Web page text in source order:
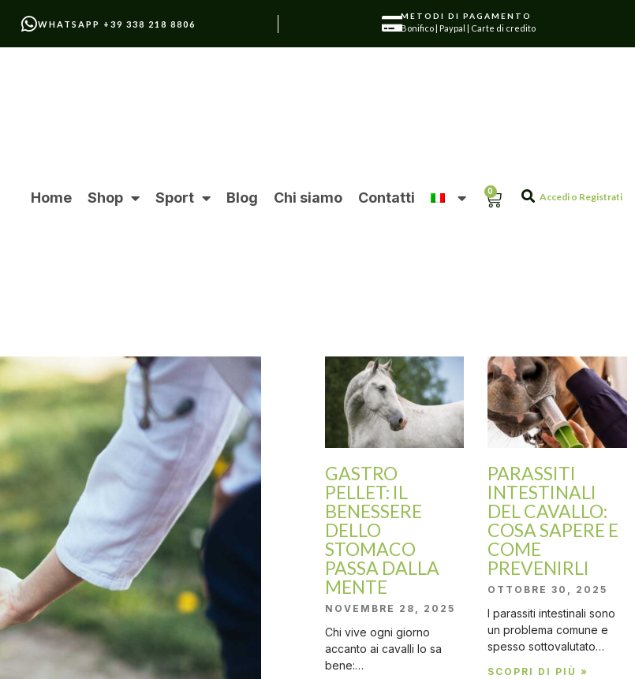
WHATSAPP +39 338 218 8806
METODI DI PAGAMENTO
Bonifico | Paypal | Carte di credito
Home Shop Sport Blog Chi siamo Contatti 0 Accedi o Registrati
GASTRO
PELLET: IL
BENESSERE
DELLO
STOMACO
PASSA DALLA
MENTE
NOVEMBRE 28, 2025
Chi vive ogni giorno
accanto ai cavalli lo sa
bene:…
PARASSITI
INTESTINALI
DEL CAVALLO:
COSA SAPERE E
COME
PREVENIRLI
OTTOBRE 30, 2025
I parassiti intestinali sono
un problema comune e
spesso sottovalutato…
SCOPRI DI PIÙ »